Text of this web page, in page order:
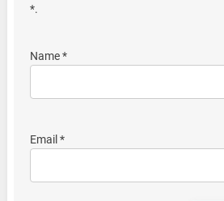
*.
Name *
Email *